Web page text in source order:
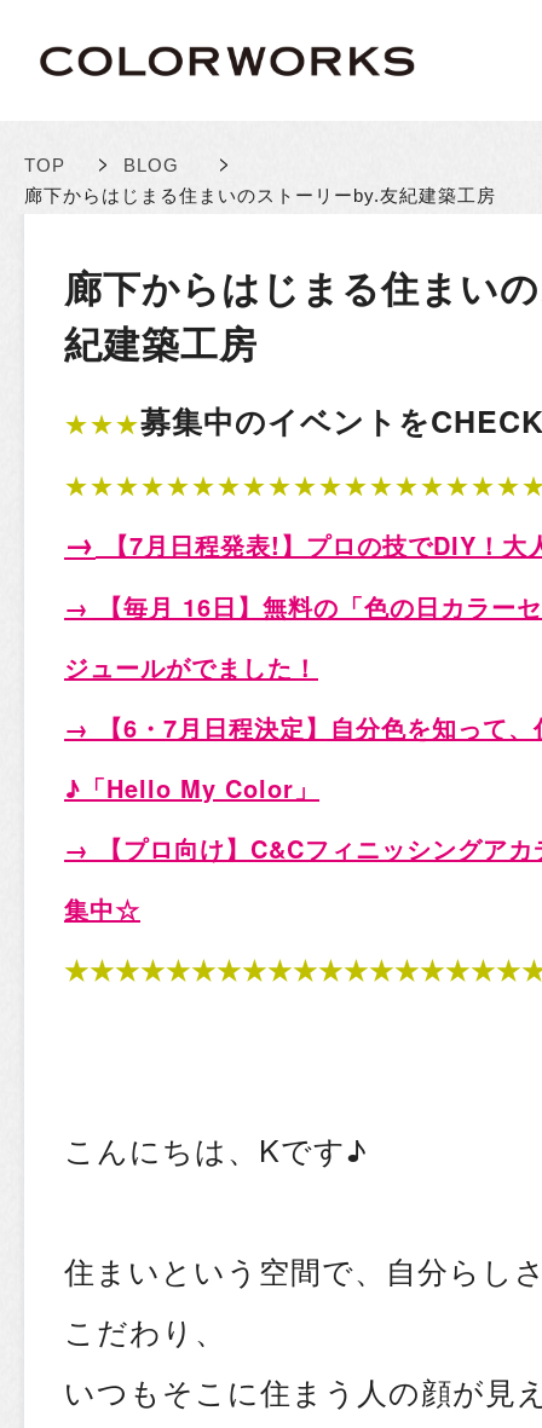
TOP > BLOG >
廊下からはじまる住まいのストーリーby.友紀建築工房
廊下からはじまる住まい
紀建築工房
★★★募集中のイベントを
→ 【7月日程発表!】プロの技でDIY！
→ 【毎月 16日】無料の「色の日カラー
ジュールがでました！
→ 【6・7月日程決定】自分色を知って、
♪「Hello My Color 」
→ 【プロ向け】C&Cフィニッシングア
集中☆
こんにちは、Kです♪
住まいという空間で、自分らし
こだわり、
いつもそこに住まう人の顔が見